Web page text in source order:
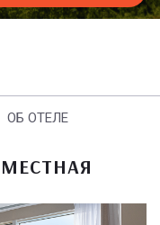
ОБ ОТЕЛЕ